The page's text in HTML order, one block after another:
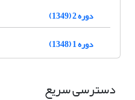
دوره 2 (1349)
دوره 1 (1348)
دسترسی سریع